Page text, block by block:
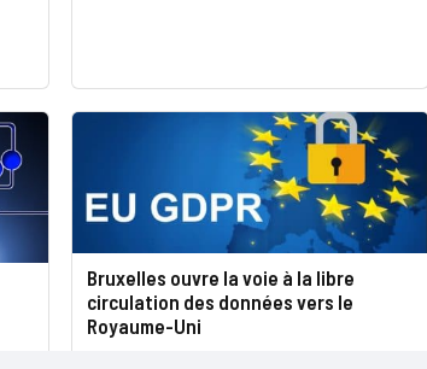
Bruxelles ouvre la voie à la libre
circulation des données vers le
Royaume-Uni